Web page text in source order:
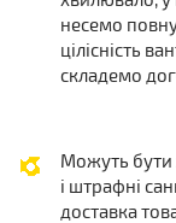
несемо повну
цілісність
складемо
Можуть бути
і штрафні
доставка